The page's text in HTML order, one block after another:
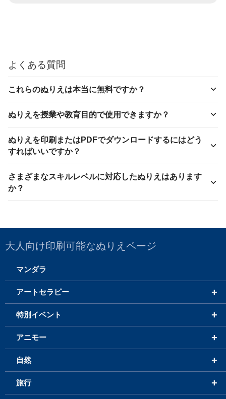
よくある質問
これらのぬりえは本当に無料ですか？
ぬりえを授業や教育目的で使用できますか？
ぬりえを印刷またはPDFでダウンロードするにはどう
すればいいですか？
さまざまなスキルレベルに対応したぬりえはあります
か？
大人向け印刷可能なぬりえページ
マンダラ
+
アートセラピー
+
特別イベント
+
アニモー
+
自然
+
旅行